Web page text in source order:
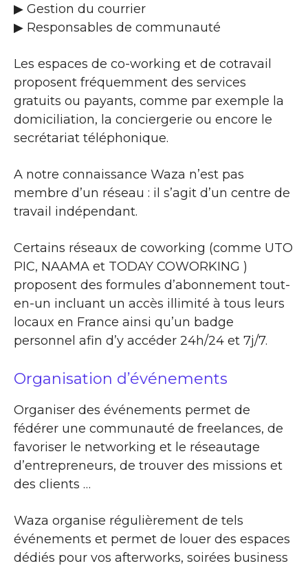
▶​ Gestion du courrier
▶​ Responsables de communauté
Les espaces de co-working et de cotravail
proposent fréquemment des services
gratuits ou payants, comme par exemple la
domiciliation, la conciergerie ou encore le
secrétariat téléphonique.
A notre connaissance Waza n’est pas
membre d’un réseau : il s’agit d’un centre de
travail indépendant.
Certains réseaux de coworking (comme UTO
PIC, NAAMA et TODAY COWORKING )
proposent des formules d’abonnement tout-
en-un incluant un accès illimité à tous leurs
locaux en France ainsi qu’un badge
personnel afin d’y accéder 24h/24 et 7j/7.
Organisation d’événements
Organiser des événements permet de
fédérer une communauté de freelances, de
favoriser le networking et le réseautage
d’entrepreneurs, de trouver des missions et
des clients …
Waza organise régulièrement de tels
événements et permet de louer des espaces
dédiés pour vos afterworks, soirées business